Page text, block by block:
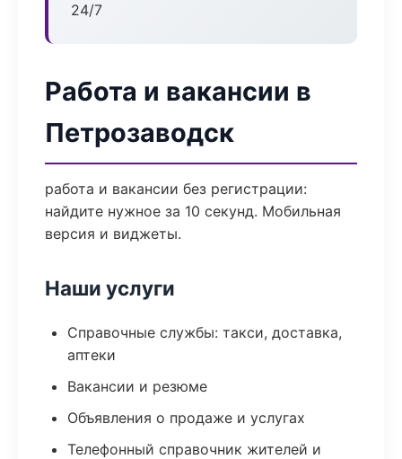
24/7
Работа и вакансии в
Петрозаводск
работа и вакансии без регистрации:
найдите нужное за 10 секунд. Мобильная
версия и виджеты.
Наши услуги
Справочные службы: такси, доставка,
аптеки
Вакансии и резюме
Объявления о продаже и услугах
Телефонный справочник жителей и